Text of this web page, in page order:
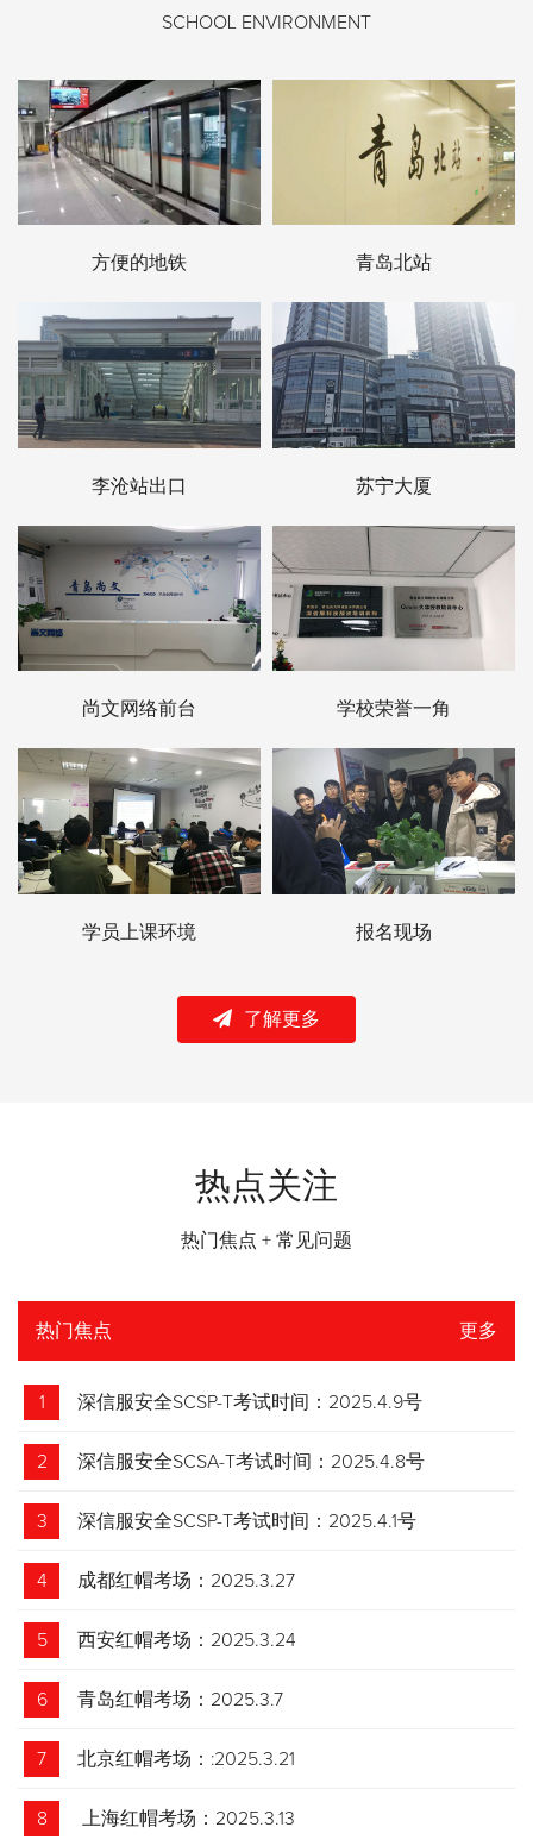
SCHOOL ENVIRONMENT
方便的地铁 青岛北站
李沧站出口 苏宁大厦
尚文网络前台 学校荣誉一角
学员上课环境 报名现场
了解更多
热点关注
热门焦点 + 常见问题
热门焦点 更多
1 深信服安全SCSP-T考试时间：2025.4.9号
2 深信服安全SCSA-T考试时间：2025.4.8号
3 深信服安全SCSP-T考试时间：2025.4.1号
4 成都红帽考场：2025.3.27
5 西安红帽考场：2025.3.24
6 青岛红帽考场：2025.3.7
7 北京红帽考场：:2025.3.21
8 上海红帽考场：2025.3.13